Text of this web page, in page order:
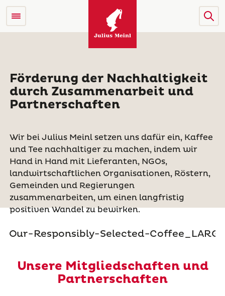
Förderung der Nachhaltigkeit
durch Zusammenarbeit und
Partnerschaften
Wir bei Julius Meinl setzen uns dafür ein, Kaffee
und Tee nachhaltiger zu machen, indem wir
Hand in Hand mit Lieferanten, NGOs,
landwirtschaftlichen Organisationen, Röstern,
Gemeinden und Regierungen
zusammenarbeiten, um einen langfristig
positiven Wandel zu bewirken.
Unsere Mitgliedschaften und
Partnerschaften